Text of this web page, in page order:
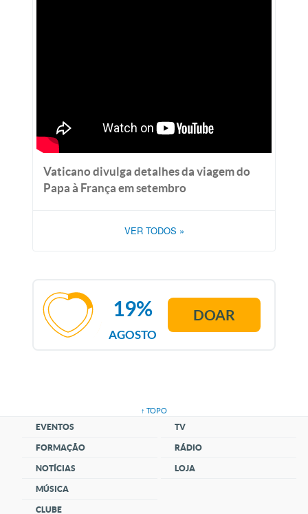
Vaticano divulga detalhes da viagem do
Papa à França em setembro
VER TODOS »
AGOSTO
19% DOAR
↑ TOPO
EVENTOS
FORMAÇÃO
NOTÍCIAS
MÚSICA
CLUBE
TV
RÁDIO
LOJA